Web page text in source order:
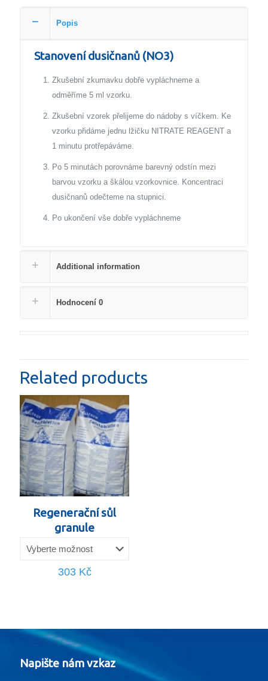
Popis
Stanovení dusičnanů (NO3)
Zkušební zkumavku dobře vypláchneme a
odměříme 5 ml vzorku.
Zkušební vzorek přelijeme do nádoby s víčkem. Ke
vzorku přidáme jednu lžičku NITRATE REAGENT a
1 minutu protřepáváme.
Po 5 minutách porovnáme barevný odstín mezi
barvou vzorku a škálou vzorkovnice. Koncentraci
dusičnanů odečteme na stupnici.
Po ukončení vše dobře vypláchneme
Additional information
Hodnocení 0
Related products
Regenerační sůl
granule
303 Kč
Napište nám vzkaz